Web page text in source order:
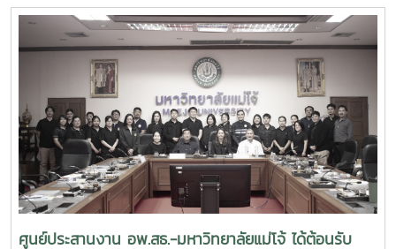
อนุรักษ์พันธุกรรมพืชอันเนื่องมาจากพระราชดำริ สมเด็จพระเทพ
รัตนราชสุดาฯ สยามบรมราชกุมารี สนองพระราชดำริ โดย
มหาวิทยาลัยแม่โจ้ เพื่อใช้เป็นกรอบแนวทางในการขับเคลื่อนการ
ดำเนินงานของมหาวิทยาลัยแม่โจ้ให้เป็นไปตามแนวพระราชดำริ
และนโยบายของโครงการ อพ.สธ. อย่างมีประสิทธิภาพและต่อ
เนื่อง
ปีงบประมาณ พ.ศ. 2569ณ โรงแรมอมารีดอนเมือง แอร์พอร์ต
กรุงเทพมหานคร
ศูนย์ประสานงาน อพ.สธ.-มหาวิทยาลัยแม่โจ้ ได้ต้อนรับ